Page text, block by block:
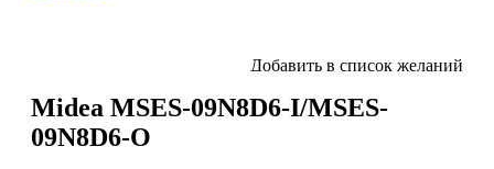
Добавить в список желаний
Midea MSES-09N8D6-I/MSES-
09N8D6-O